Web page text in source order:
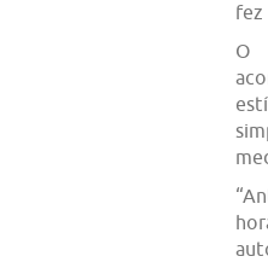
fez
O